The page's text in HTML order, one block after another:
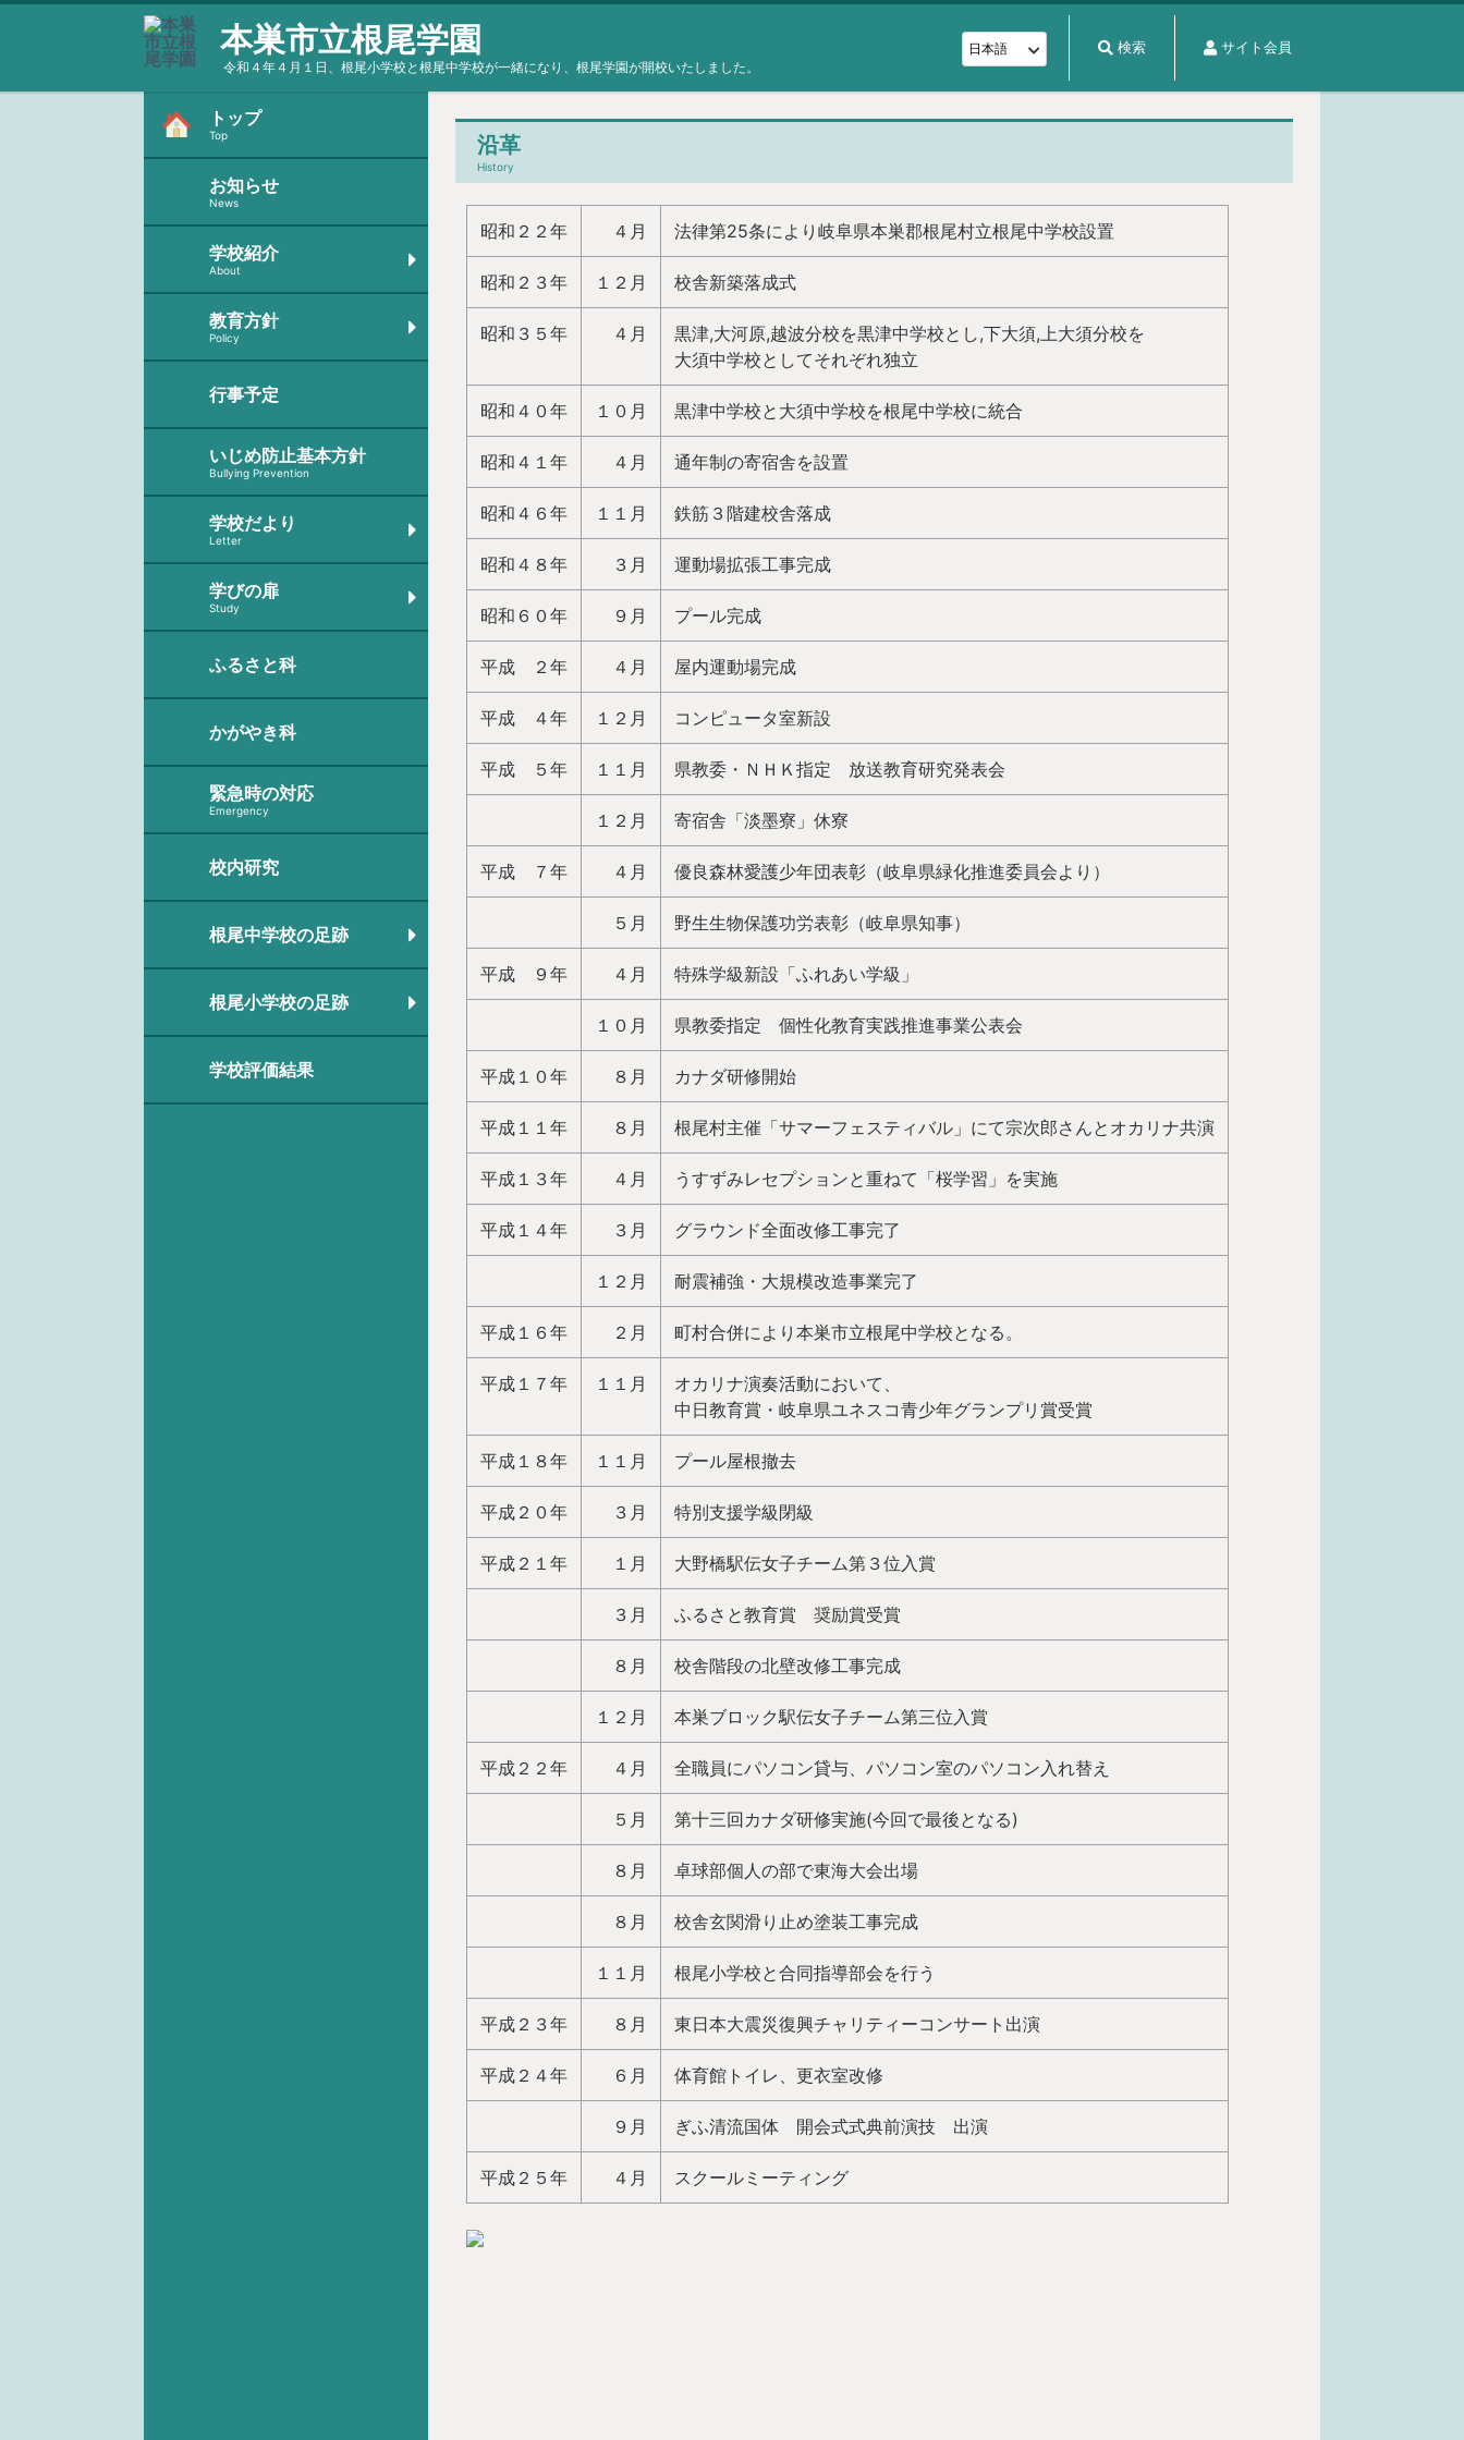
本巣市立根尾学園
令和４年４月１日、根尾小学校と根尾中学校が一緒になり、根尾学園が開校いたしました。
検索 サイト会員
トップ
Top
お知らせ
News
学校紹介
About
教育方針
Policy
行事予定
いじめ防止基本方針
Bullying Prevention
学校だより
Letter
学びの扉
Study
ふるさと科
かがやき科
緊急時の対応
Emergency
校内研究
根尾中学校の足跡
根尾小学校の足跡
学校評価結果
沿革
History
昭和２２年 ４月 法律第25条により岐阜県本巣郡根尾村立根尾中学校設置
昭和２３年 １２月 校舎新築落成式
昭和３５年 ４月
黒津,大河原,越波分校を黒津中学校とし,下大須,上大須分校を
大須中学校としてそれぞれ独立
昭和４０年 １０月 黒津中学校と大須中学校を根尾中学校に統合
昭和４１年 ４月 通年制の寄宿舎を設置
昭和４６年 １１月 鉄筋３階建校舎落成
昭和４８年 ３月 運動場拡張工事完成
昭和６０年 ９月 プール完成
平成 ２年 ４月 屋内運動場完成
平成 ４年 １２月 コンピュータ室新設
平成 ５年 １１月 県教委・ＮＨＫ指定 放送教育研究発表会
１２月 寄宿舎「淡墨寮」休寮
平成 ７年 ４月 優良森林愛護少年団表彰（岐阜県緑化推進委員会より）
５月 野生生物保護功労表彰（岐阜県知事）
平成 ９年 ４月 特殊学級新設「ふれあい学級」
１０月 県教委指定 個性化教育実践推進事業公表会
平成１０年 ８月 カナダ研修開始
平成１１年 ８月 根尾村主催「サマーフェスティバル」にて宗次郎さんとオカリナ共演
平成１３年 ４月 うすずみレセプションと重ねて「桜学習」を実施
平成１４年 ３月 グラウンド全面改修工事完了
１２月 耐震補強・大規模改造事業完了
平成１６年 ２月 町村合併により本巣市立根尾中学校となる。
平成１７年 １１月
オカリナ演奏活動において、
中日教育賞・岐阜県ユネスコ青少年グランプリ賞受賞
平成１８年 １１月 プール屋根撤去
平成２０年 ３月 特別支援学級閉級
平成２１年 １月 大野橋駅伝女子チーム第３位入賞
３月 ふるさと教育賞 奨励賞受賞
８月 校舎階段の北壁改修工事完成
１２月 本巣ブロック駅伝女子チーム第三位入賞
平成２２年 ４月 全職員にパソコン貸与、パソコン室のパソコン入れ替え
５月 第十三回カナダ研修実施(今回で最後となる)
８月 卓球部個人の部で東海大会出場
８月 校舎玄関滑り止め塗装工事完成
１１月 根尾小学校と合同指導部会を行う
平成２３年 ８月 東日本大震災復興チャリティーコンサート出演
平成２４年 ６月 体育館トイレ、更衣室改修
９月 ぎふ清流国体 開会式式典前演技 出演
平成２５年 ４月 スクールミーティング